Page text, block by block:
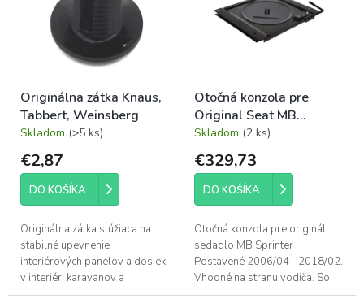
o
vd
u
k
t
o
Originálna zátka Knaus,
Tabbert, Weinsberg
Skladom (>5 ks)
€2,87
DO KOŠÍKA
Originálna zátka slúžiaca na
stabilné upevnenie
interiérových panelov a dosiek
v interiéri karavanov a
obytných áut značiek Knaus,
Otočná konzola pre
Original Seat MB
Sprinter 2006/04 -
2018/02
Skladom (2 ks)
€329,73
DO KOŠÍKA
Otočná konzola pre originál
sedadlo MB Sprinter
Postavené 2006/04 - 2018/02.
Vhodné na stranu vodiča. So
všeobecnou prevádzkovou